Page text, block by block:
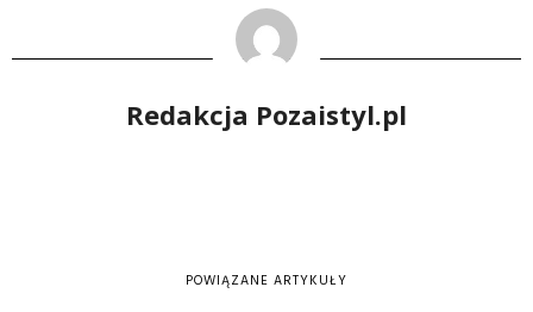
Redakcja Pozaistyl.pl
POWIĄZANE ARTYKUŁY